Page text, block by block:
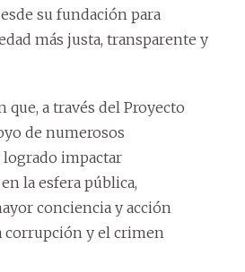
su fundación para
más justa, transparente y
que, a través del Proyecto
de numerosos
logrado impactar
la esfera pública,
conciencia y acción
corrupción y el crimen